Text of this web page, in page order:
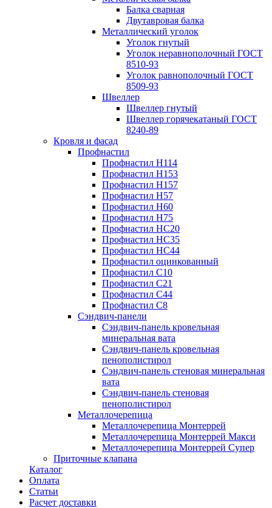
Балка сварная
Двутавровая балка
Металлический уголок
Уголок гнутый
Уголок неравнополочный ГОСТ
8510-93
Уголок равнополочный ГОСТ
8509-93
Швеллер
Швеллер гнутый
Швеллер горячекатаный ГОСТ
8240-89
Кровля и фасад
Профнастил
Профнастил Н114
Профнастил Н153
Профнастил Н157
Профнастил Н57
Профнастил Н60
Профнастил Н75
Профнастил НС20
Профнастил НС35
Профнастил НС44
Профнастил оцинкованный
Профнастил С10
Профнастил С21
Профнастил С44
Профнастил С8
Сэндвич-панели
Сэндвич-панель кровельная
минеральная вата
Сэндвич-панель кровельная
пенополистирол
Сэндвич-панель стеновая минеральная
вата
Сэндвич-панель стеновая
пенополистирол
Металлочерепица
Металлочерепица Монтеррей
Металлочерепица Монтеррей Макси
Металлочерепица Монтеррей Супер
Приточные клапана
Каталог
Оплата
Статьи
Расчет доставки